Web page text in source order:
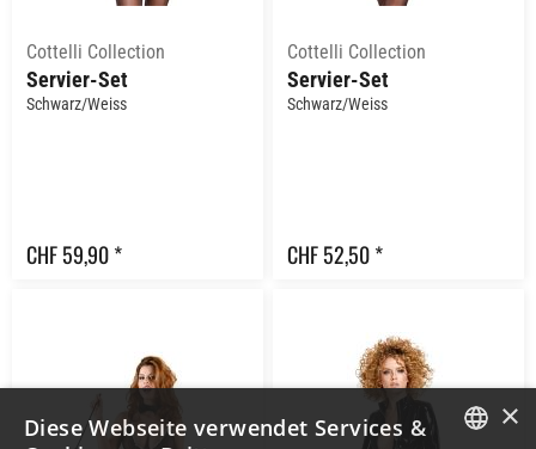
Cottelli Collection
Servier-Set
Schwarz/Weiss
CHF 59,90 *
Cottelli Collection
Servier-Set
Schwarz/Weiss
CHF 52,50 *
×
Diese Webseite verwendet Services &